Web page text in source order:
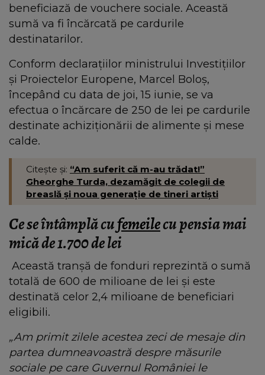
beneficiază de vouchere sociale. Această
sumă va fi încărcată pe cardurile
destinatarilor.
Conform declarațiilor ministrului Investițiilor
și Proiectelor Europene, Marcel Boloș,
începând cu data de joi, 15 iunie, se va
efectua o încărcare de 250 de lei pe cardurile
destinate achiziționării de alimente și mese
calde.
Citește și: “Am suferit că m-au trădat!”
Gheorghe Turda, dezamăgit de colegii de
breaslă și noua generație de tineri artiști
Ce se întâmplă cufemeilecu pensia mai
mică de 1.700 de lei
Această tranșă de fonduri reprezintă o sumă
totală de 600 de milioane de lei și este
destinată celor 2,4 milioane de beneficiari
eligibili.
„Am primit zilele acestea zeci de mesaje din
partea dumneavoastră despre măsurile
sociale pe care Guvernul României le